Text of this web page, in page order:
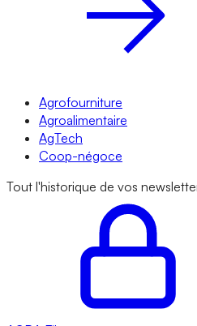
Agrofourniture
Agroalimentaire
AgTech
Coop-négoce
Tout l'historique de vos